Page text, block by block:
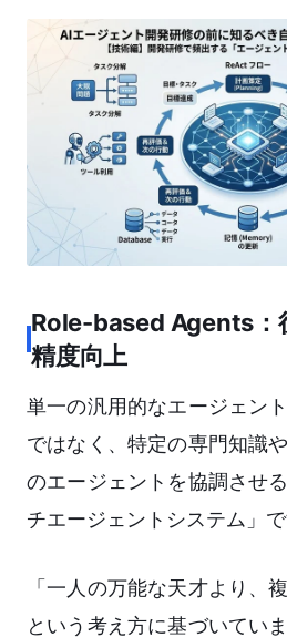
Role-based Agents：
精度向上
単一の汎用的なエージェン
ではなく、特定の専門知識
のエージェントを協調させ
チエージェントシステム」で
「一人の万能な天才より、
という考え方に基づいてい